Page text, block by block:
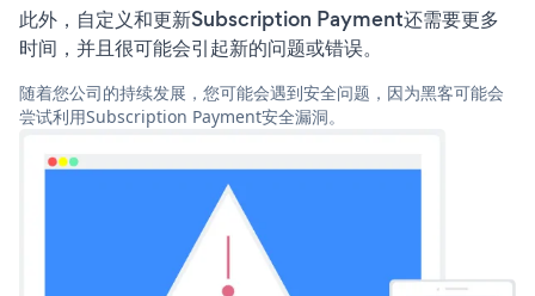
此外，自定义和更新Subscription Payment还需要更多
时间，并且很可能会引起新的问题或错误。
随着您公司的持续发展，您可能会遇到安全问题，因为黑客可能会
尝试利用Subscription Payment安全漏洞。